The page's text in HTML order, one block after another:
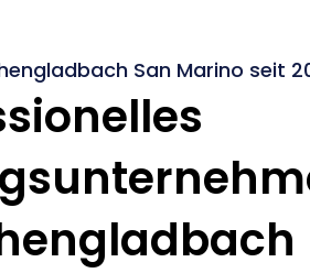
San Marino seit